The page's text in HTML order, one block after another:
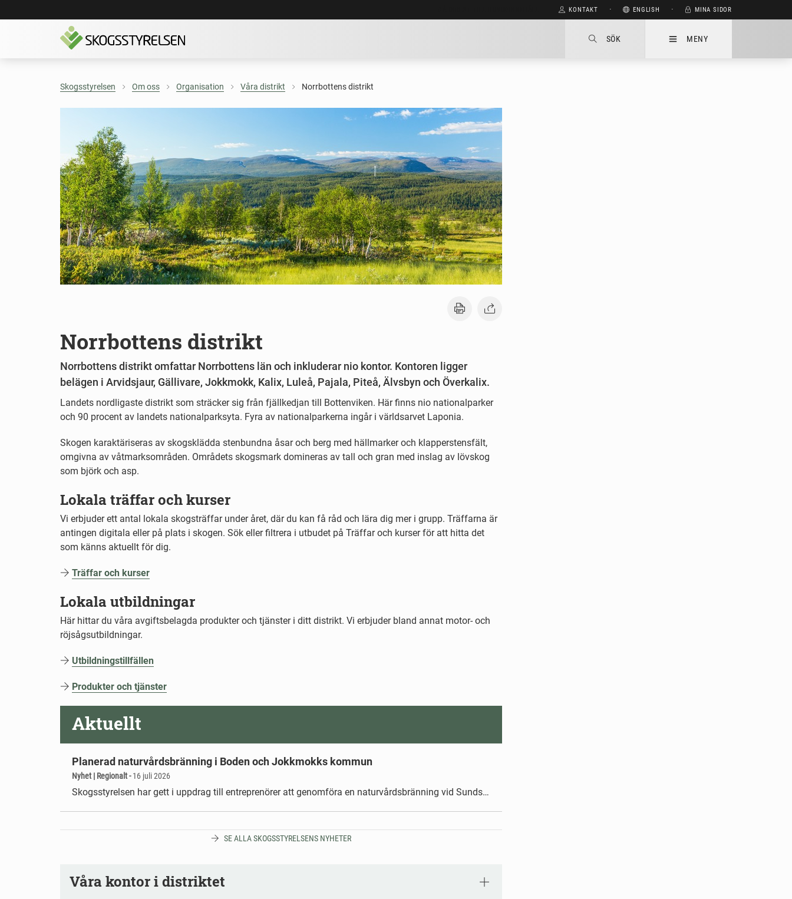
KONTAKT ⋅ ENGLISH ⋅ MINA SIDOR
SÖK MENY
Skogsstyrelsen Om oss Organisation Våra distrikt Norrbottens distrikt
Norrbottens distrikt
Norrbottens distrikt omfattar Norrbottens län och inkluderar nio kontor. Kontoren ligger
belägen i Arvidsjaur, Gällivare, Jokkmokk, Kalix, Luleå, Pajala, Piteå, Älvsbyn och Överkalix.
Landets nordligaste distrikt som sträcker sig från fjällkedjan till Bottenviken. Här finns nio nationalparker
och 90 procent av landets nationalparksyta. Fyra av nationalparkerna ingår i världsarvet Laponia.
Skogen karaktäriseras av skogsklädda stenbundna åsar och berg med hällmarker och klapperstensfält,
omgivna av våtmarksområden. Områdets skogsmark domineras av tall och gran med inslag av lövskog
som björk och asp.
Lokala träffar och kurser
Vi erbjuder ett antal lokala skogsträffar under året, där du kan få råd och lära dig mer i grupp. Träffarna är
antingen digitala eller på plats i skogen. Sök eller filtrera i utbudet på Träffar och kurser för att hitta det
som känns aktuellt för dig.
Träffar och kurser
Lokala utbildningar
Här hittar du våra avgiftsbelagda produkter och tjänster i ditt distrikt. Vi erbjuder bland annat motor- och
röjsågsutbildningar.
Utbildningstillfällen
Produkter och tjänster
Aktuellt
Planerad naturvårdsbränning i Boden och Jokkmokks kommun
Nyhet | Regionalt -16 juli 2026
Skogsstyrelsen har gett i uppdrag till entreprenörer att genomföra en naturvårdsbränning vid Sundsnäs på norra sidan om Luleälven, nordväst om Storsand samt vid Vajmat, strax väster om väg E45 i Jokkmokks kommun. Just nu planeras dessa att genomföras idag torsdag i Boden och imorgon fredag i Jokkmokk. Naturvårdsbränningen görs för att gynna och bevara höga naturvärden. Allmänheten uppmanas att visa försiktighet och undvika platsen.
SE ALLA SKOGSSTYRELSENS NYHETER
Våra kontor i distriktet